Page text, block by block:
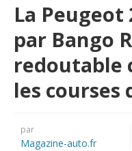
La Peugeot
par Bango
redoutable
les courses
par
Magazine-auto.fr